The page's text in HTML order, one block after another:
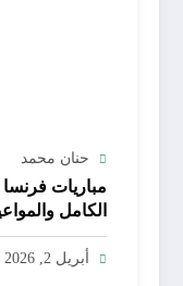
حنان محمد
الكامل
أبريل 2, 2026